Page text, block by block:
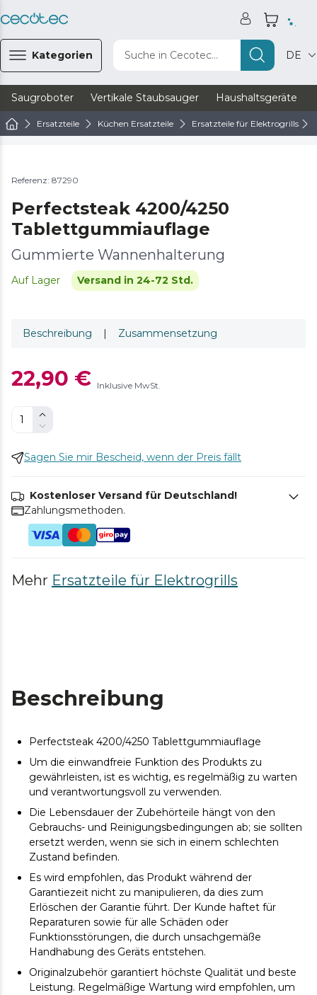
Kategorien Suche in Cecotec... DE
Saugroboter Vertikale Staubsauger Haushaltsgeräte
Ersatzteile Küchen Ersatzteile Ersatzteile für Elektrogrills
Referenz: 87290
Perfectsteak 4200/4250
Tablettgummiauflage
Gummierte Wannenhalterung
Auf Lager Versand in 24-72 Std.
Beschreibung | Zusammensetzung
22,90 € Inklusive MwSt.
Sagen Sie mir Bescheid, wenn der Preis fällt
Kostenloser Versand für Deutschland!
Zahlungsmethoden.
Mehr Ersatzteile für Elektrogrills
Beschreibung
Perfectsteak 4200/4250 Tablettgummiauflage
Um die einwandfreie Funktion des Produkts zu
gewährleisten, ist es wichtig, es regelmäßig zu warten
und verantwortungsvoll zu verwenden.
Die Lebensdauer der Zubehörteile hängt von den
Gebrauchs- und Reinigungsbedingungen ab; sie sollten
ersetzt werden, wenn sie sich in einem schlechten
Zustand befinden.
Es wird empfohlen, das Produkt während der
Garantiezeit nicht zu manipulieren, da dies zum
Erlöschen der Garantie führt. Der Kunde haftet für
Reparaturen sowie für alle Schäden oder
Funktionsstörungen, die durch unsachgemäße
Handhabung des Geräts entstehen.
Originalzubehör garantiert höchste Qualität und beste
Leistung. Regelmäßige Wartung wird empfohlen, um